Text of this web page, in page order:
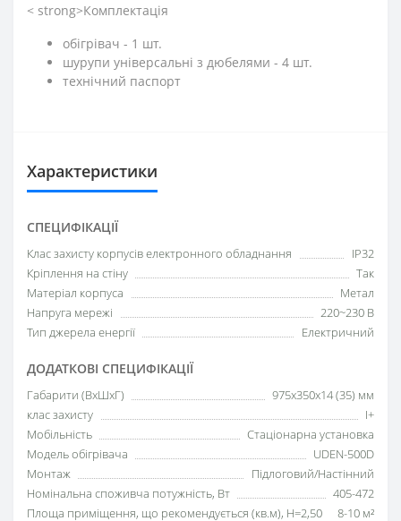
< strong>Комплектація
обігрівач - 1 шт.
шурупи універсальні з дюбелями - 4 шт.
технічний паспорт
Характеристики
СПЕЦИФІКАЦІЇ
Клас захисту корпусів електронного обладнання
IP32
Кріплення на стіну
Так
Матеріал корпуса
Метал
Напруга мережі
220~230 В
Тип джерела енергії
Електричний
ДОДАТКОВІ СПЕЦИФІКАЦІЇ
Габарити (ВхШхГ)
975х350х14 (35) мм
клас захисту
I+
Мобільність
Стаціонарна установка
Модель обігрівача
UDEN-500D
Монтаж
Підлоговий/Настінний
Номінальна споживча потужність, Вт
405-472
Площа приміщення, що рекомендується (кв.м), H=2,50
8-10 м²